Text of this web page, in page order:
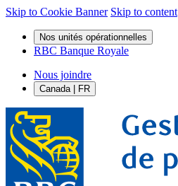
Skip to Cookie Banner Skip to content
Nos unités opérationnelles
RBC Banque Royale
Nous joindre
Canada | FR